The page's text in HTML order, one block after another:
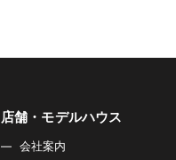
店舗・モデルハウス
会社案内